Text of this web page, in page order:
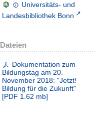
Universitäts- und
Landesbibliothek Bonn
Dateien
Dokumentation zum
Bildungstag am 20.
November 2018: "Jetzt!
Bildung für die Zukunft"
[PDF 1.62 mb]